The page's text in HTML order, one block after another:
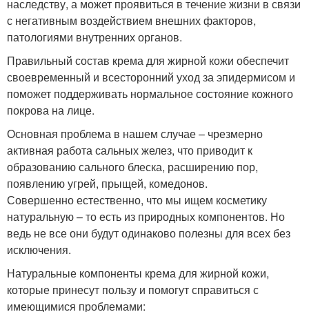
наследству, а может проявиться в течение жизни в связи
с негативным воздействием внешних факторов,
патологиями внутренних органов.
Правильный состав крема для жирной кожи обеспечит
своевременный и всесторонний уход за эпидермисом и
поможет поддерживать нормальное состояние кожного
покрова на лице.
Основная проблема в нашем случае – чрезмерно
активная работа сальных желез, что приводит к
образованию сального блеска, расширению пор,
появлению угрей, прыщей, комедонов.
Совершенно естественно, что мы ищем косметику
натуральную – то есть из природных компонентов. Но
ведь не все они будут одинаково полезны для всех без
исключения.
Натуральные компоненты крема для жирной кожи,
которые принесут пользу и помогут справиться с
имеющимися проблемами: